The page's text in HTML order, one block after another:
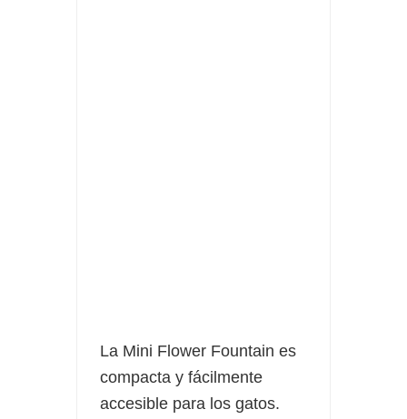
La Mini Flower Fountain es
compacta y fácilmente
accesible para los gatos.